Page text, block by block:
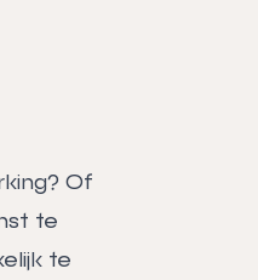
Of
te
te